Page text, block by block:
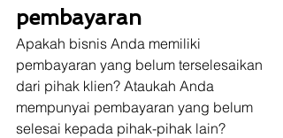
pembayaran
Apakah bisnis Anda memiliki
pembayaran yang belum terselesaikan
dari pihak klien? Ataukah Anda
mempunyai pembayaran yang belum
selesai kepada pihak-pihak lain?